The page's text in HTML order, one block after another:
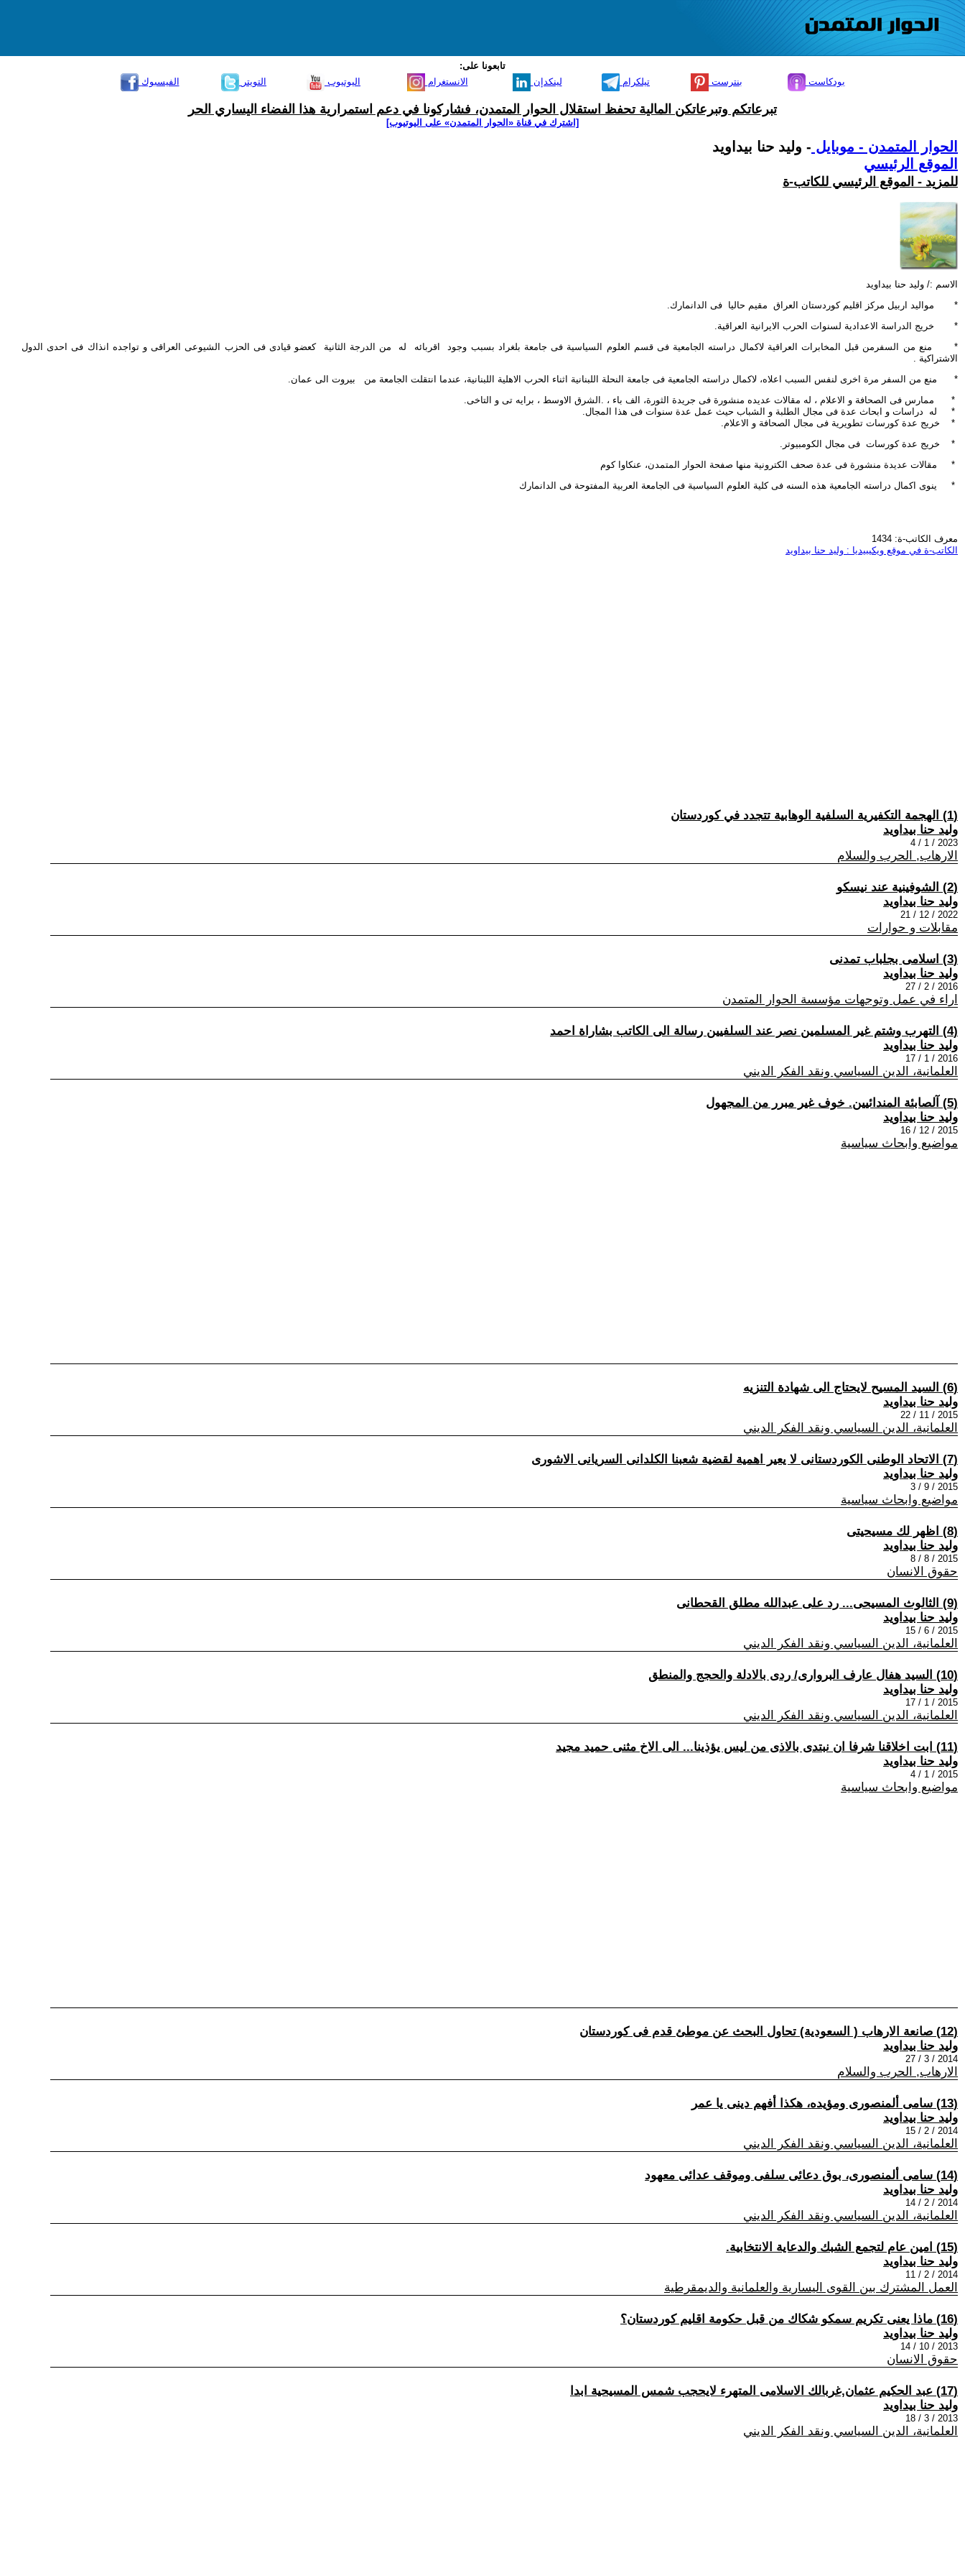
تابعونا على:
الفيسبوك
التويتر اليوتيوب الانستغرام لينكدإن تيلكرام بنترست بودكاست
تبرعاتكم وتبرعاتكن المالية تحفظ استقلال الحوار المتمدن، فشاركونا في دعم استمرارية هذا الفضاء اليساري الحر
[اشترك في قناة ‫«الحوار المتمدن» على اليوتيوب]
الحوار المتمدن - موبايل - وليد حنا بيداويد
الموقع الرئيسي
للمزيد - الموقع الرئيسي للكاتب-ة
الاسم :/ وليد حنا بيداويد
* مواليد اربيل مركز اقليم كوردستان العراق مقيم حاليا فى الدانمارك.
* خريج الدراسة الاعدادية لسنوات الحرب الايرانية العراقية.
* منع من السفرمن قبل المخابرات العراقية لاكمال دراسته الجامعية فى قسم العلوم السياسية فى جامعة بلغراد بسبب وجود اقربائه له من الدرجة الثانية كعضو قيادى فى الحزب الشيوعى العراقى و تواجده انذاك فى احدى الدول
الاشتراكية .
* منع من السفر مرة اخرى لنفس السبب اعلاه، لاكمال دراسته الجامعية فى جامعة النحلة اللبنانية اثناء الحرب الاهلية اللبنانية، عندما انتقلت الجامعة من بيروت الى عمان.
* ممارس فى الصحافة و الاعلام ، له مقالات عديده منشورة فى جريدة الثورة، الف باء ، .الشرق الاوسط ، برايه تى و التاخى.
* له دراسات و ابحاث عدة فى مجال الطلبة و الشباب حيث عمل عدة سنوات فى هذا المجال.
* خريج عدة كورسات تطويرية فى مجال الصحافة و الاعلام.
* خريج عدة كورسات فى مجال الكومبيوتر.
* مقالات عديدة منشورة فى عدة صحف الكترونية منها صفحة الحوار المتمدن، عنكاوا كوم
* ينوى اكمال دراسته الجامعية هذه السنه فى كلية العلوم السياسية فى الجامعة العربية المفتوحة فى الدانمارك
معرف الكاتب-ة: 1434
الكاتب-ة في موقع ويكيبيديا : وليد حنا بيداويد
(1) الهجمة التكفيرية السلفية الوهابية تتجدد في كوردستان
وليد حنا بيداويد
2023 / 1 / 4
الارهاب, الحرب والسلام
(2) الشوفينية عند نيسكو
وليد حنا بيداويد
2022 / 12 / 21
مقابلات و حوارات
(3) اسلامى بجلباب تمدنى
وليد حنا بيداويد
2016 / 2 / 27
اراء في عمل وتوجهات مؤسسة الحوار المتمدن
(4) التهرب وشتم غير المسلمين نصر عند السلفيين رسالة الى الكاتب بشاراة احمد
وليد حنا بيداويد
2016 / 1 / 17
العلمانية، الدين السياسي ونقد الفكر الديني
(5) آلصابئة المندائيين. خوف غير مبرر من المجهول
وليد حنا بيداويد
2015 / 12 / 16
مواضيع وابحاث سياسية
(6) السيد المسيح لايحتاج الى شهادة التنزيه
وليد حنا بيداويد
2015 / 11 / 22
العلمانية، الدين السياسي ونقد الفكر الديني
(7) الاتحاد الوطنى الكوردستانى لا يعير اهمية لقضية شعبنا الكلدانى السريانى الاشورى
وليد حنا بيداويد
2015 / 9 / 3
مواضيع وابحاث سياسية
(8) اظهر لك مسيحيتى
وليد حنا بيداويد
2015 / 8 / 8
حقوق الانسان
(9) الثالوث المسيحى... رد على عبدالله مطلق القحطانى
وليد حنا بيداويد
2015 / 6 / 15
العلمانية، الدين السياسي ونقد الفكر الديني
(10) السيد هفال عارف البروارى/ ردى بالادلة والحجج والمنطق
وليد حنا بيداويد
2015 / 1 / 17
العلمانية، الدين السياسي ونقد الفكر الديني
(11) ابت اخلاقنا شرفا ان نبتدى بالاذى من ليس يؤذينا... الى الاخ مثنى حميد مجيد
وليد حنا بيداويد
2015 / 1 / 4
مواضيع وابحاث سياسية
(12) صانعة الارهاب ( السعودية) تحاول البحث عن موطئ قدم فى كوردستان
وليد حنا بيداويد
2014 / 3 / 27
الارهاب, الحرب والسلام
(13) سامى ألمنصورى ومؤيده، هكذا أفهم دينى يا عمر
وليد حنا بيداويد
2014 / 2 / 15
العلمانية، الدين السياسي ونقد الفكر الديني
(14) سامى ألمنصورى، بوق دعائى سلفى وموقف عدائى معهود
وليد حنا بيداويد
2014 / 2 / 14
العلمانية، الدين السياسي ونقد الفكر الديني
(15) امين عام لتجمع الشبك والدعاية الانتخابية.
وليد حنا بيداويد
2014 / 2 / 11
العمل المشترك بين القوى اليسارية والعلمانية والديمقرطية
(16) ماذا يعنى تكريم سمكو شكاك من قبل حكومة اقليم كوردستان؟
وليد حنا بيداويد
2013 / 10 / 14
حقوق الانسان
(17) عبد الحكيم عثمان,غربالك الاسلامى المتهرء لايحجب شمس المسيحية ابدا
وليد حنا بيداويد
2013 / 3 / 18
العلمانية، الدين السياسي ونقد الفكر الديني